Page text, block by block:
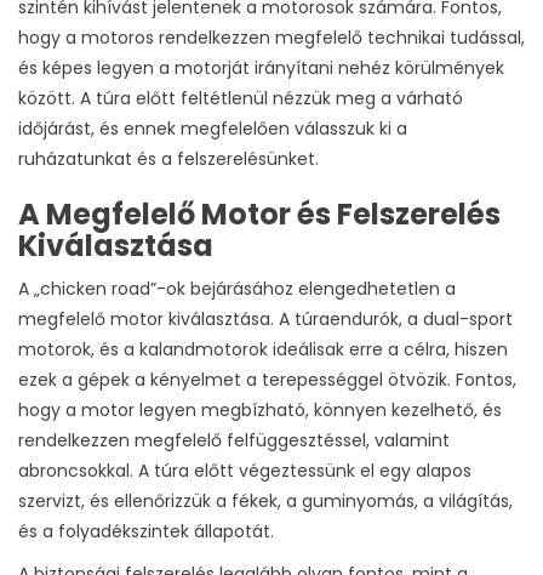
szintén kihívást jelentenek a motorosok számára. Fontos,
hogy a motoros rendelkezzen megfelelő technikai tudással,
és képes legyen a motorját irányítani nehéz körülmények
között. A túra előtt feltétlenül nézzük meg a várható
időjárást, és ennek megfelelően válasszuk ki a
ruházatunkat és a felszerelésünket.
A Megfelelő Motor és Felszerelés
Kiválasztása
A „chicken road”-ok bejárásához elengedhetetlen a
megfelelő motor kiválasztása. A túraendurók, a dual-sport
motorok, és a kalandmotorok ideálisak erre a célra, hiszen
ezek a gépek a kényelmet a terepességgel ötvözik. Fontos,
hogy a motor legyen megbízható, könnyen kezelhető, és
rendelkezzen megfelelő felfüggesztéssel, valamint
abroncsokkal. A túra előtt végeztessünk el egy alapos
szervizt, és ellenőrizzük a fékek, a guminyomás, a világítás,
és a folyadékszintek állapotát.